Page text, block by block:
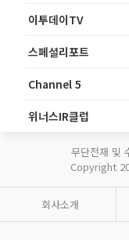
이투데이TV
스페셜리포트
Channel 5
위너스IR클럽
무단전재 및
Copyright
회사소개